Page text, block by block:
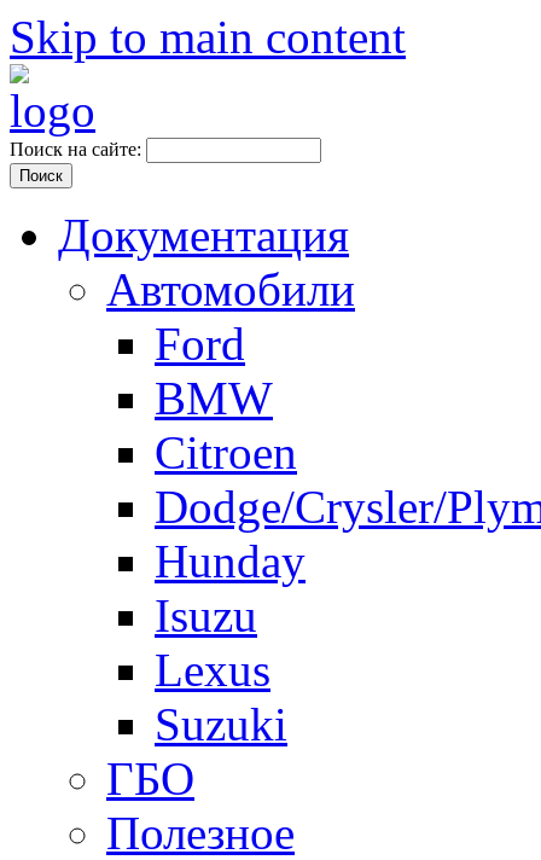
Skip to main content
Поиск на сайте:
Документация
Автомобили
Ford
BMW
Citroen
Dodge/Crysler/
Hunday
Isuzu
Lexus
Suzuki
ГБО
Полезное